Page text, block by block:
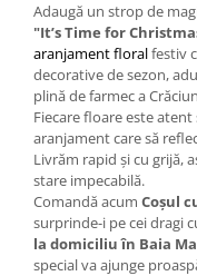
Adaugă un strop de
"It’s Time for
aranjament floralfestiv
decorative de sezon,
plină de farmec a
Fiecare floare este
aranjament care să
Livrăm rapid și cu grijă,
stare impecabilă.
Comandă acum Coșul
surprinde-i pe cei dragi
la domiciliu în Baia
special va ajunge